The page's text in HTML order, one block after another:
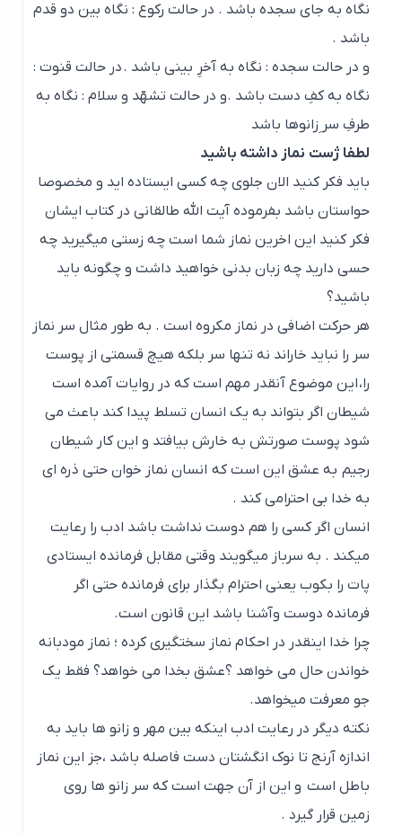
نگاه به جای سجده باشد . در حالت رکوع : نگاه بین دو قدم
باشد .
و در حالت سجده : نگاه به آخرِ بینی باشد . در حالت قنوت :
نگاه به کفِ دست باشد .و در حالت تشهّد و سلام : نگاه به
طرفِ سر ِزانوها باشد
لطفا ژست نماز داشته باشید
باید فکر کنید الان جلوی چه کسی ایستاده اید و مخصوصا
حواستان باشد بفرموده آیت الله طالقانی در کتاب ایشان
فکر کنید این اخرین نماز شما است چه زستی میگیرید چه
حسی دارید چه زبان بدنی خواهید داشت و چگونه باید
باشید؟
هر حرکت اضافی در نماز مکروه است . به طور مثال سر نماز
سر را نباید خاراند نه تنها سر بلکه هیچ قسمتی از پوست
این موضوع آنقدر مهم است که در روایات آمده است
شیطان اگر بتواند به یک انسان تسلط پیدا کند باعث می
شود پوست صورتش به خارش بیافتد و این کار شیطان
رجیم به عشق این است کهانسان نماز خوان حتی ذره ای
به خدا بی احترامی کند.
انسان اگر کسی را هم دوست نداشت باشد ادب را رعایت
میکند . به سرباز میگویند وقتی مقابل فرمانده ایستادی
پات را بکوب یعنی احترام بگذار برای فرمانده حتی اگر
فرمانده دوست وآشنا باشد این قانون است.
چرا خدا اینقدر در احکام نماز سختگیری کرده ؛ نماز مودبانه
خواندن حال می خواهد ؟عشق بخدا می خواهد؟ فقط یک
جو معرفت میخواهد.
نکته دیگر در رعایت ادب اینکه بین مهر و زانو ها باید به
اندازه آرنج تا نوک انگشتان دست فاصله باشد ،جز این نماز
باطل است و این از آن جهت است که سر زانو ها روی
زمین قرار گیرد .